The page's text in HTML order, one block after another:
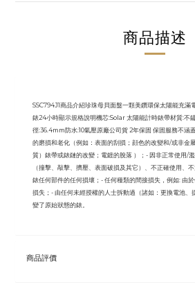
商品描述
SSC794J1商品介紹珍珠母貝面盤一顆美鑽環保太陽能充滿
錶24小時顯示規格說明機芯:Solar 太陽能計時錶帶材質:不
徑:36.4mm防水:10氣壓原廠公司貨 2年保固 保固服務不涵
的磨損和老化（例如：表面的刮損；顔色的改變和/或非金
質）錶帶或錶鏈的改變；電鍍的脫落 ）；- 因非正常使用/
（撞擊、敲擊、擠壓、表面破損及其它）、不正確使用、
錶任何部件的任何損壞；- 任何種類的間接損失，例如: 由
損失；- 由任何未經授權的人士拆動過（諸如：更換電池、
變了原始狀態的錶。
商品評價